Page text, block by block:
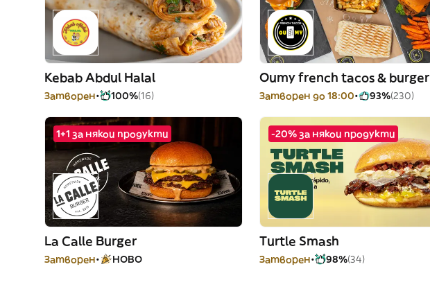
Kebab Abdul Halal
Затворен 100%(16)
Oumy french tacos & burger
Затворен до 18:00 93%(230)
1+1 за някои продукти
La Calle Burger
Затворен НОВО
-20% за някои продукти
Turtle Smash
Затворен 98%(34)